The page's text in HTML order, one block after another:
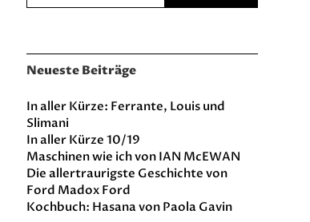
Neueste Beiträge
In aller Kürze: Ferrante, Louis und
Slimani
In aller Kürze 10/19
Maschinen wie ich von IAN McEWAN
Die allertraurigste Geschichte von
Ford Madox Ford
Kochbuch: Hasana von Paola Gavin